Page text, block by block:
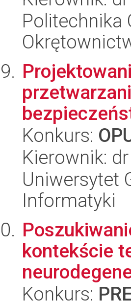
Politechnika
Konkurs:
Kierownik:
Uniwersytet
Informatyki
kontekście
Konkurs: